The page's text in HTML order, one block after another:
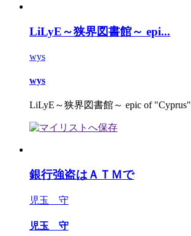
LiLyE～狭界図書館～ epi...
wys
wys
LiLyE～狭界図書館～ epic of "Cyprus"
銀行強盗はＡＴＭで
児玉 守
児玉 守